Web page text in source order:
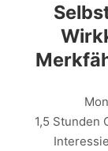
1,5 Stunden